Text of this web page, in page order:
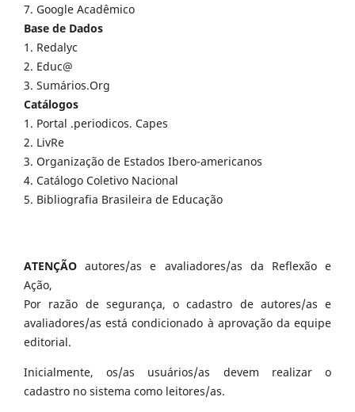
7. Google Acadêmico
Base de Dados
1. Redalyc
2. Educ@
3. Sumários.Org
Catálogos
1. Portal .periodicos. Capes
2. LivRe
3. Organização de Estados Ibero-americanos
4. Catálogo Coletivo Nacional
5. Bibliografia Brasileira de Educação
ATENÇÃO autores/as e avaliadores/as da Reflexão e
Ação,
Por razão de segurança, o cadastro de autores/as e
avaliadores/as está condicionado à aprovação da equipe
editorial.
Inicialmente, os/as usuários/as devem realizar o
cadastro no sistema como leitores/as.